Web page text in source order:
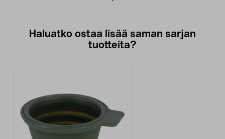
Haluatko ostaa lisää saman sarjan
tuotteita?